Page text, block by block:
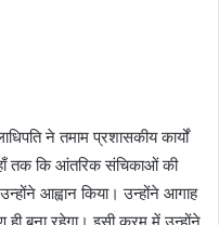
ने तमाम प्रशासकीय कार्यों
तक कि आंतरिक संचिकाओं की
आह्वान किया। उन्होंने आगाह